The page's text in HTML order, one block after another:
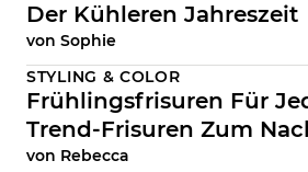
Der Kühleren Jahreszeit
von Sophie
STYLING & COLOR
Frühlingsfrisuren Für
Trend-Frisuren Zum
von Rebecca